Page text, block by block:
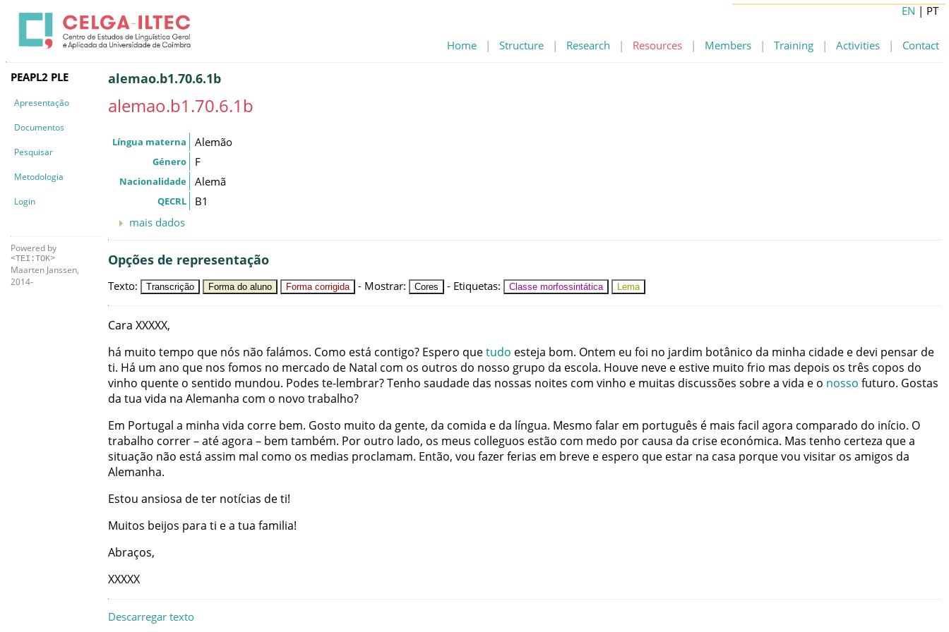
Home | Structure | Research | Resources | Members | Training | Activities | Contact
EN | PT
PEAPL2 PLE
Apresentação
Documentos
Pesquisar
Metodologia
Login
Powered by
<TEI:TOK>
Maarten Janssen,
2014-
alemao.b1.70.6.1b
alemao.b1.70.6.1b
Língua materna Alemão
Género F
Nacionalidade Alemã
QECRL
B1
mais dados
Opções de representação
Texto: Transcrição Forma do aluno Forma corrigida - Mostrar: Cores - Etiquetas: Classe morfossintática Lema
Cara XXXXX,
há muito tempo que nós não falámos. Como está contigo? Espero quetudo esteja bom. Ontem eu foi no jardim botânico da minha cidade e devi pensar de
ti. Há um ano que nos fomos no mercado de Natal com os outros do nosso grupo da escola. Houve neve e estive muito frio mas depois os três copos do
vinho quente o sentido mundou. Podes te-lembrar?Tenho saudade das nossas noites com vinho e muitas discussões sobrea vida e o nosso futuro. Gostas
da tua vida na Alemanha com o novo trabalho?
Em Portugal a minha vida corre bem. Gosto muito da gente, da comida e da língua. Mesmo falar em português é mais facil agora comparado do início. O
trabalho correr–atéagora – bem também. Por outro lado, os meus colleguos estão com medo por causa da crise económica. Mas tenho certeza quea
situação não está assim mal como os medias proclamam. Então, vou fazerferias em breve e espero que estar na casa porquevou visitar os amigos da
Alemanha.
Estou ansiosa deter notícias deti!
Muitos beijos para ti ea tua familia!
Abraços,
XXXXX
Descarregar texto